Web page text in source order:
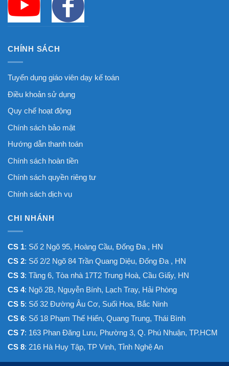
CHÍNH SÁCH
Tuyển dụng giáo viên dạy kế toán
Điều khoản sử dụng
Quy chế hoạt động
Chính sách bảo mật
Hướng dẫn thanh toán
Chính sách hoàn tiền
Chính sách quyền riêng tư
Chính sách dịch vụ
CHI NHÁNH
CS 1: Số 2 Ngõ 95, Hoàng Cầu, Đống Đa , HN
CS 2: Số 2/2 Ngõ 84 Trần Quang Diệu, Đống Đa , HN
CS 3: Tầng 6, Tòa nhà 17T2 Trung Hoà, Cầu Giấy, HN
CS 4: Ngõ 2B, Nguyễn Bính, Lạch Tray, Hải Phòng
CS 5: Số 32 Đường Âu Cơ, Suối Hoa, Bắc Ninh
CS 6: Số 18 Phạm Thế Hiển, Quang Trung, Thái Bình
CS 7: 163 Phan Đăng Lưu, Phường 3, Q. Phú Nhuận, TP.HCM
CS 8: 216 Hà Huy Tập, TP Vinh, Tỉnh Nghệ An